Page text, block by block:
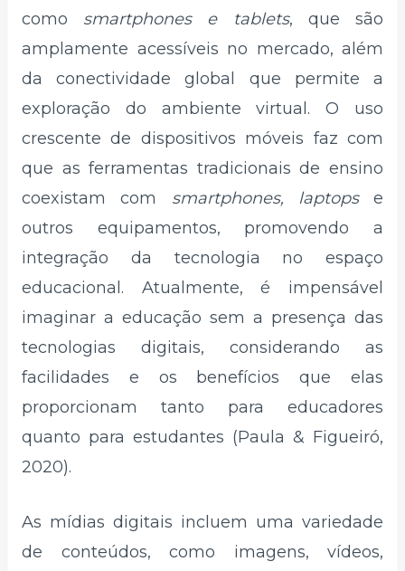
como smartphones e tablets, que são
amplamente acessíveis no mercado, além
da conectividade global que permite a
exploração do ambiente virtual. O uso
crescente de dispositivos móveis faz com
que as ferramentas tradicionais de ensino
coexistam com smartphones, laptops e
outros equipamentos, promovendo a
integração da tecnologia no espaço
educacional. Atualmente, é impensável
imaginar a educação sem a presença das
tecnologias digitais, considerando as
facilidades e os benefícios que elas
proporcionam tanto para educadores
quanto para estudantes (Paula & Figueiró,
2020).
As mídias digitais incluem uma variedade
de conteúdos, como imagens, vídeos,